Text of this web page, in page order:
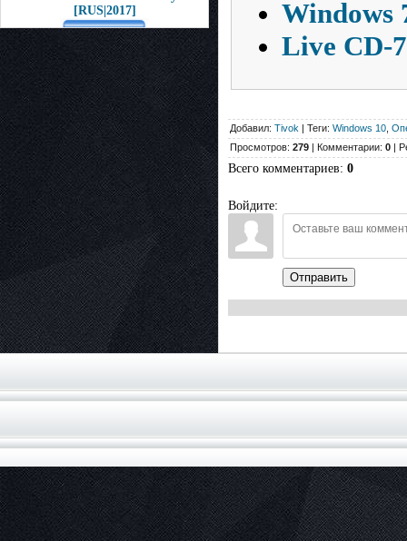
[RUS|2017]
Windows
Live CD-
Добавил: Tivok | Теги: Windows 10
Просмотров: 279 | Комментарии: 0 |
Всего комментариев: 0
Войдите:
Отправить